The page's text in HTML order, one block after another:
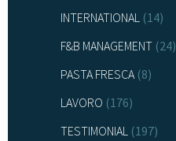
INTERNATIONAL (14)
F&B MANAGEMENT (24)
PASTA FRESCA(8)
LAVORO (176)
TESTIMONIAL (197)